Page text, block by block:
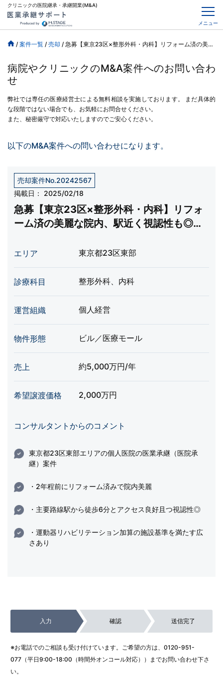
クリニックの医院継承・承継開業(M&A)
メニュー
/ 案件一覧 / 売却 / 急募【東京23区×整形外科・内科】リフォーム済の美麗な院内、駅近く視認性も◎、診療科変更も応相談
病院やクリニックのM&A案件へのお問い合わ
せ
弊社では専任の医療経営士による無料相談を実施しております。
まだ具体的
な段階ではない場合でも、お気軽にお問合せください。
また、秘密厳守で対応いたしますのでご安心ください。
以下のM&A案件への問い合わせになります。
売却案件No.20242567
掲載日：
2025/02/18
急募【東京23区×整形外科・内科】リフォ
ーム済の美麗な院内、駅近く視認性も◎、
エリア 東京都23区東部
診療科目 整形外科、内科
運営組織 個人経営
物件形態 ビル／医療モール
売上 約5,000万円/年
希望譲渡価格 2,000万円
コンサルタントからのコメント
東京都23区東部エリアの個人医院の医業承継（医院承
継）案件
・2年程前にリフォーム済みで院内美麗
・主要路線駅から徒歩6分とアクセス良好且つ視認性◎
・運動器リハビリテーション加算の施設基準を満たす広
さあり
入力 確認 送信完了
※お電話でのご相談も受け付けています。ご希望の方は、 0120-951-
077 （平日9:00-18:00（時間外オンコール対応））までお問い合わせ下さ
い。